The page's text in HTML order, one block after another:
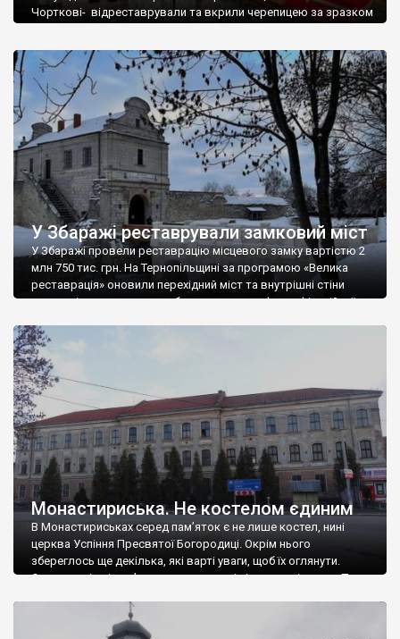
Чорткові- відреставрували та вкрили черепицею за зразком
Маціпура. «Реставраційні роботи, на які передбачено 14 млн
грн, тривають з минулого року. Спеціалісти-реставратори з
Кам’янець-Подільського консультують наших будівельників в
облаштуванні консерваційного даху площею у 2 200 кв. м. […]
У Збаражі реставрували замковий міст
У Збаражі провели реставрацію місцевого замку вартістю 2
млн 750 тис. грн. На Тернопільщині за програмою «Велика
реставрація» оновили перехідний міст та внутрішні стіни
рову, які прилягають до оборонного валу фортифікаційної
та Петро І. Довідка: Всього до переліку «Великої реставрації»
увійшли 16 проєктів, які стосуються […]
Монастириська. Не костелом єдиним
В Монастириськах серед пам’яток є не лише костел, нині
церква Успіння Пресвятої Богородиці. Окрім нього
збереглось ще декілька, які варті уваги, щоб їх оглянути.
Отже, про інші пам’ятки цього доволі цікавого містечка. Так
цим маршрутом. Першою на цвинтарі зустрілась каплиця-
усипальниця Потоцьких, у вигляді […]